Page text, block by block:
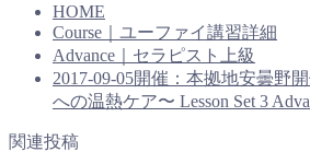
HOME
Course｜ユーファイ講習詳細
Advance｜セラピスト上級
2017-09-05開催：本拠地安曇野
への温熱ケア〜 Lesson Set 3
関連投稿